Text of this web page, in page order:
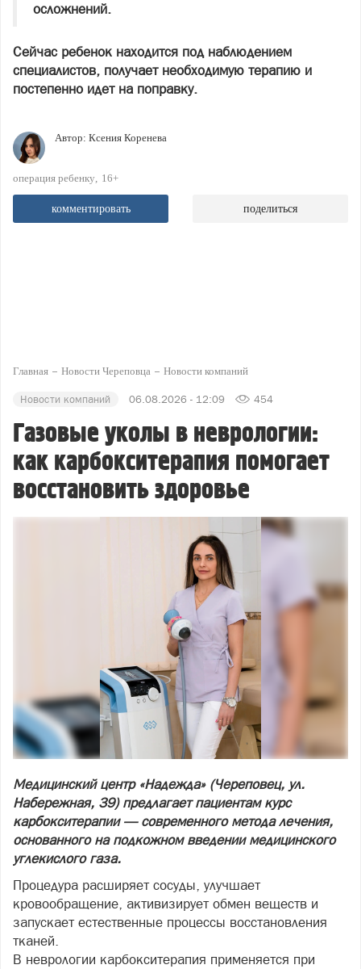
осложнений.
Сейчас ребенок находится под наблюдением
специалистов, получает необходимую терапию и
постепенно идет на поправку.
Автор: Ксения Коренева
операция ребенку 16+
комментировать поделиться
Главная Новости Череповца Новости компаний
Новости компаний 06.08.2026 - 12:09 454
Газовые уколы в неврологии:
как карбокситерапия помогает
восстановить здоровье
Медицинский центр «Надежда» (Череповец, ул.
Набережная, 39) предлагает пациентам курс
карбокситерапии — современного метода лечения,
основанного на подкожном введении медицинского
углекислого газа.
Процедура расширяет сосуды, улучшает
кровообращение, активизирует обмен веществ и
запускает естественные процессы восстановления
тканей.
В неврологии карбокситерапия применяется при